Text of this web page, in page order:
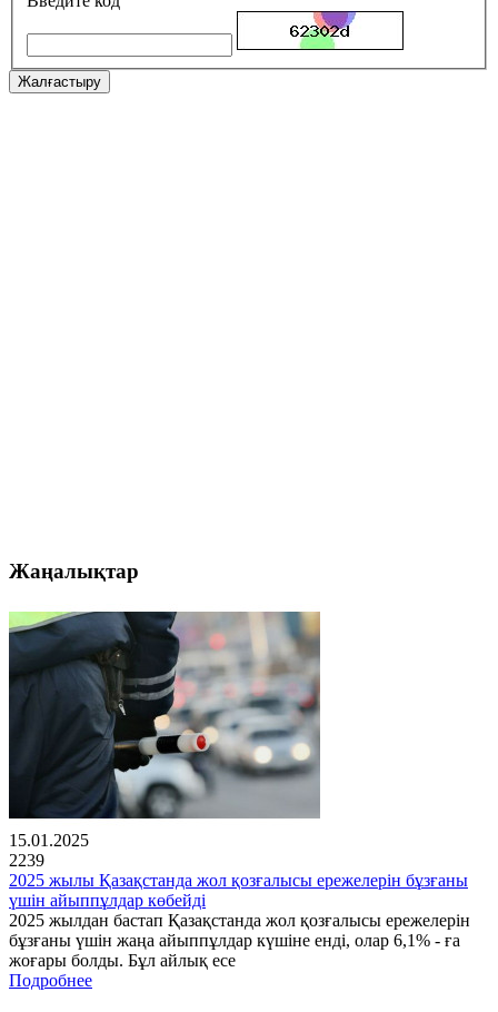
Жалғастыру
Жаңалықтар
15.01.2025
2239
2025 жылы Қазақстанда жол қозғалысы ережелерін бұзғаны
үшін айыппұлдар көбейді
2025 жылдан бастап Қазақстанда жол қозғалысы ережелерін
бұзғаны үшін жаңа айыппұлдар күшіне енді, олар 6,1% - ға
жоғары болды. Бұл айлық есе
Подробнее